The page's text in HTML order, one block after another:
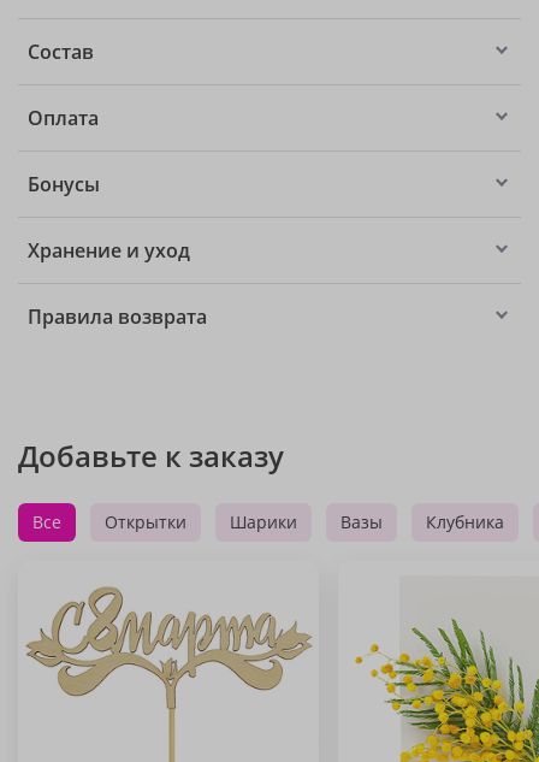
Состав
Оплата
Бонусы
Хранение и уход
Правила возврата
Добавьте к заказу
Все Открытки Шарики Вазы Клубника